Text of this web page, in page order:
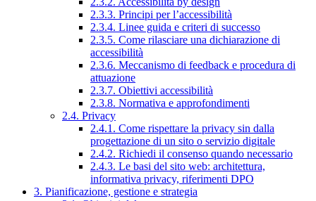
2.3.3. Principi per l’accessibilità
2.3.4. Linee guida e criteri di successo
2.3.5. Come rilasciare una dichiarazione di
accessibilità
2.3.6. Meccanismo di feedback e procedura di
attuazione
2.3.7. Obiettivi accessibilità
2.3.8. Normativa e approfondimenti
2.4. Privacy
2.4.1. Come rispettare la privacy sin dalla
progettazione di un sito o servizio digitale
2.4.2. Richiedi il consenso quando necessario
2.4.3. Le basi del sito web: architettura,
informativa privacy, riferimenti DPO
3. Pianificazione, gestione e strategia